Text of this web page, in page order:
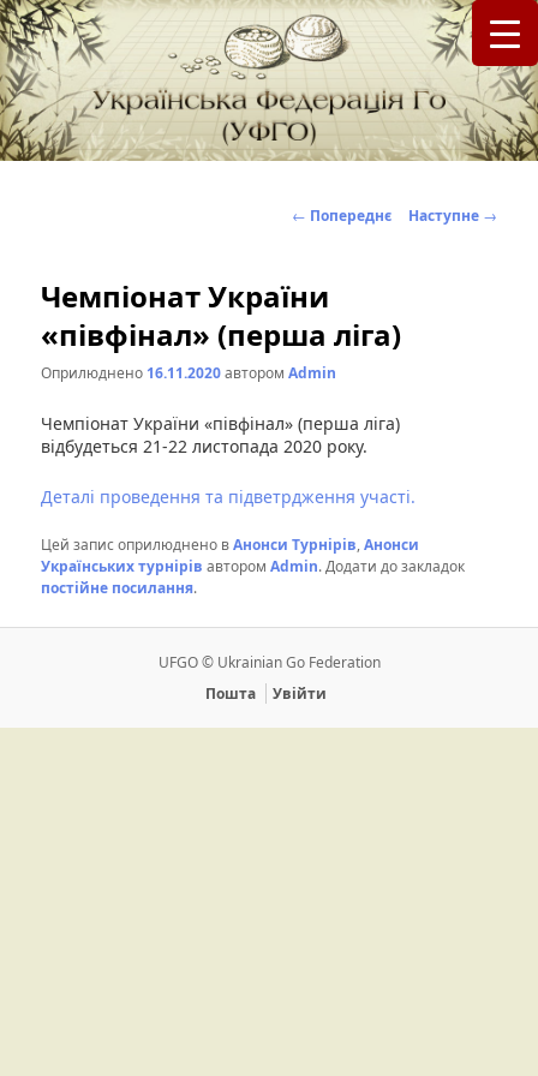
Українська Федерація Го (УФГО)
федерація Го (Бадук, Вейці) в Україні
Навігація
← Попереднє Наступне →
Чемпіонат України
«півфінал» (перша ліга)
Оприлюднено 16.11.2020авторомAdmin
Чемпіонат України «півфінал» (перша ліга)
відбудеться 21-22 листопада 2020 року.
Деталі проведення та підветрдження участі.
Цей запис оприлюднено вАнонси Турнірів,Анонси
Українських турнірів авторомAdmin. Додати до закладок
постійне посилання.
UFGO © Ukrainian Go Federation
Пошта
Увійти